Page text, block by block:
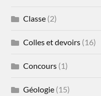
Classe (2)
Colles et devoirs (16)
Concours (1)
Géologie (15)